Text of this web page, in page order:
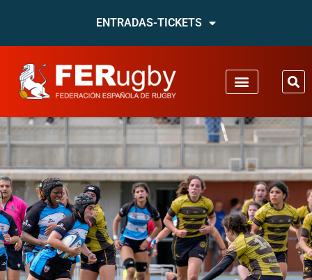
ENTRADAS-TICKETS